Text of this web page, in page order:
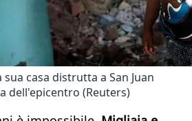
casa distrutta a San Juan
dell'epicentro (Reuters)